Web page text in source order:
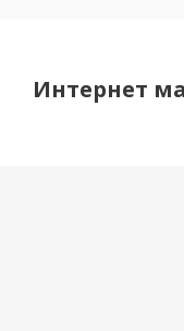
Интернет